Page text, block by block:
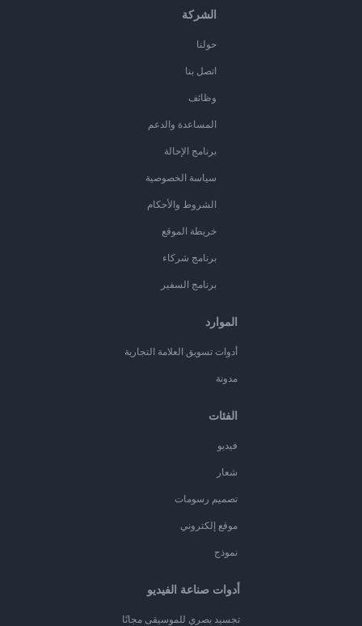
الشركة
حولنا
اتصل بنا
وظائف
المساعدة والدعم
برنامج الإحالة
سياسة الخصوصية
الشروط والأحكام
خريطة الموقع
برنامج شركاء
برنامج السفير
الموارد
أدوات تسويق العلامة التجارية
مدونة
الفئات
فيديو
شعار
تصميم رسومات
موقع إلكتروني
نموذج
أدوات صناعة الفيديو
تجسيد بصري للموسيقى مجانًا